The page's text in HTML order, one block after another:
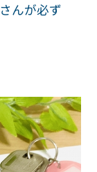
んが必ず